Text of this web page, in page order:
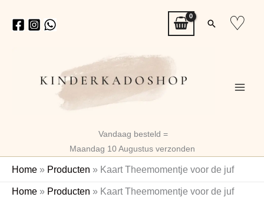
naar
Zoeken
♡
Vandaag besteld =
Maandag 10 Augustus verzonden
Home » Producten » Kaart Theemomentje voor de juf
Home » Producten » Kaart Theemomentje voor de juf
Kaart